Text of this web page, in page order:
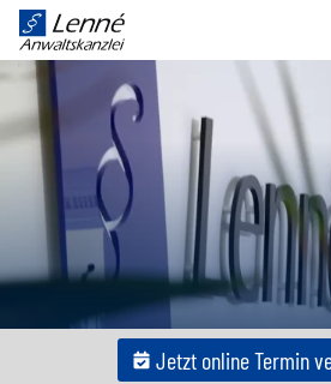
Jetzt online Termin